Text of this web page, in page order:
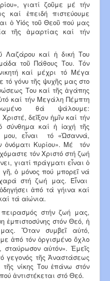
γιατί ζοῦμε μέ τήν
καί ἐπειδή πιστεύουμε
ὁ Υἱός τοῦ Θεοῦ πού μας
τῆς ἁμαρτίας καί τήν
καί ἡ δική Του
τοῦ Πάθους Του. Τόν
καί μέχρι τό Μέγα
τό γόνυ τῆς ψυχῆς μας στο
Του καί τῆς ἀγάπης
καί τήν Μεγάλη Πέμπτη
θά ψάλουμε:
δεῖξον ἡμῖν καί τήν
σύνθημα καί ἡ ἰαχή τῆς
μου, εἶναι τό «Ὠσαννά,
ὀνόματι Κυρίου». Μέ τόν
τόν Χριστό στή ζωή
γιατί πράγματι εἶναι ὁ
ὁ μόνος πού μπορεῖ νά
στή ζωή μας. Εἶναι
ἀπό τά γήινα καί
τά αἰώνια.
στήν ζωή μας,
ἐμπιστοσύνης στόν Θεό, ἡ
Ὅταν συμβεῖ αὐτό,
ἀπό τόν ὀργισμένο ὄχλο
αὐτόν». Ἐμεῖς
γεγονός τῆς Ἀναστάσεως
τῆς νίκης Του ἐπάνω στόν
ἀντιστέκεται στό Θεό.